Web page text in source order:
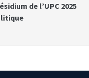
de l’UPC 2025